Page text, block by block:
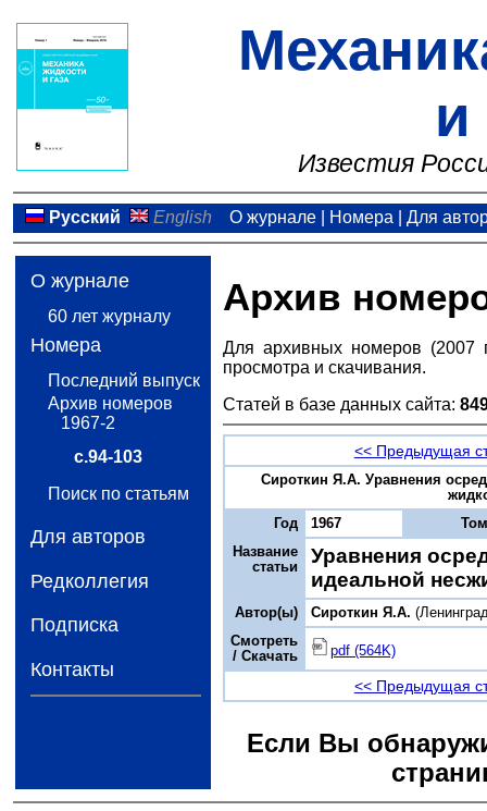
и
Известия
Русский English О журнале| Номера Для
О журнале
60 лет журналу
Номера
Последний выпуск
Архив номеров
1967-2
с.94-103
Поиск по статьям
Для авторов
Редколлегия
Подписка
Контакты
Архив
Для архивных номеров (2007
просмотра и скачивания.
Статей в базе данных сайта:
<< Предыдущая
Сироткин Я.А. Уравнения
Год
1967
Название
статьи
Уравнения
идеальной
Автор(ы) Сироткин Я.А.
Смотреть
/ Скачать
pdf (564K)
<< Предыдущая
Если Вы